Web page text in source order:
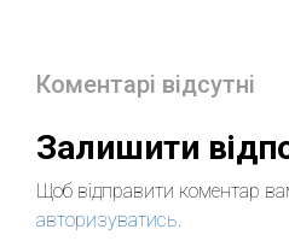
Коментарі відсутні
Залишити
Щоб відправити коментар
авторизуватись.